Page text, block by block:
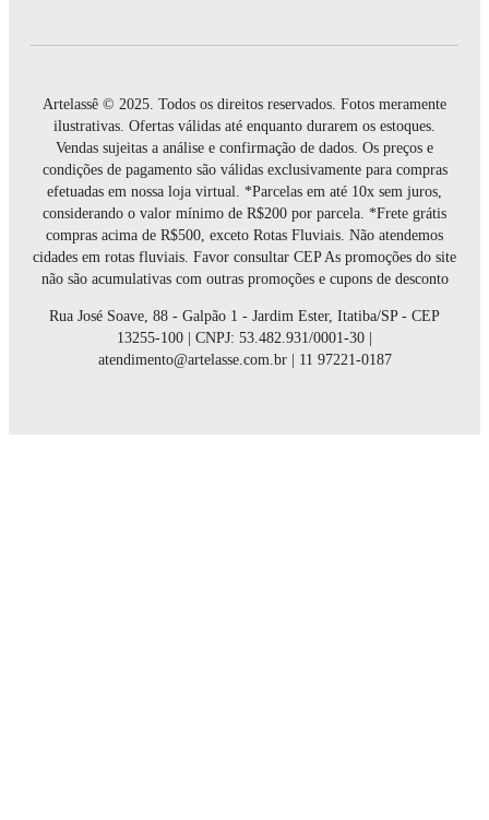
Artelassê © 2025. Todos os direitos reservados. Fotos meramente
ilustrativas. Ofertas válidas até enquanto durarem os estoques.
Vendas sujeitas a análise e confirmação de dados. Os preços e
condições de pagamento são válidas exclusivamente para compras
efetuadas em nossa loja virtual. *Parcelas em até 10x sem juros,
considerando o valor mínimo de R$200 por parcela. *Frete grátis
compras acima de R$500, exceto Rotas Fluviais. Não atendemos
cidades em rotas fluviais. Favor consultar CEP As promoções do site
não são acumulativas com outras promoções e cupons de desconto
Rua José Soave, 88 - Galpão 1 - Jardim Ester, Itatiba/SP - CEP
13255-100 | CNPJ: 53.482.931/0001-30 |
atendimento@artelasse.com.br | 11 97221-0187